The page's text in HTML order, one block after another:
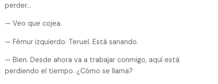
perder…
— Veo que cojea.
— Fémur izquierdo. Teruel. Está sanando.
— Bien. Desde ahora va a trabajar conmigo, aquí está
perdiendo el tiempo. ¿Cómo se llama?